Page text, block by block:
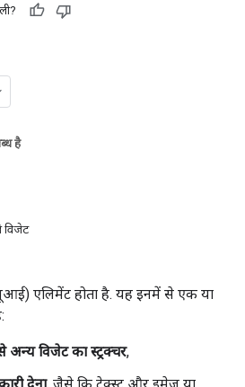
है
विजेट
एलिमेंट होता है. यह इनमें से एक या
विजेट का स्ट्रक्चर,